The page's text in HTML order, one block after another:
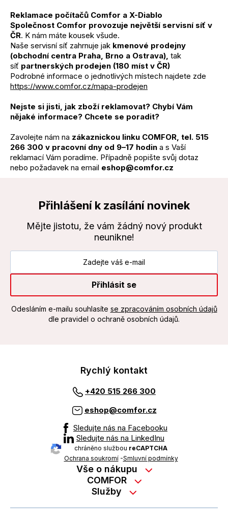
Reklamace počítačů Comfor a X-Diablo
Společnost Comfor provozuje největší servisní síť v
ČR. K nám máte kousek všude.
Naše servisní síť zahrnuje jak kmenové prodejny
(obchodní centra Praha, Brno a Ostrava), tak
síť partnerských prodejen (180 míst v ČR)
Podrobné informace o jednotlivých místech najdete zde
https://www.comfor.cz/mapa-prodejen
Nejste si jisti, jak zboží reklamovat? Chybí Vám
nějaké informace? Chcete se poradit?
Zavolejte nám na zákaznickou linku COMFOR, tel. 515
266 300 v pracovní dny od 9–17 hodin a s Vaší
reklamací Vám poradíme. Případně popište svůj dotaz
nebo požadavek na email eshop@comfor.cz
Přihlášení k zasílání novinek
Mějte jistotu, že vám žádný nový produkt
neunikne!
Přihlásit se
Odesláním e-mailu souhlasíte se zpracováním osobních údajů
dle pravidel o ochraně osobních údajů.
Rychlý kontakt
+420 515 266 300
eshop@comfor.cz
Sledujte nás na Facebooku
Sledujte nás na LinkedInu
chráněno službou reCAPTCHA
Ochrana soukromí-Smluvní podmínky
Vše o nákupu
Nákup na splátky
Možnosti platby
COMFOR
Kontakty
Kariéra
Služby